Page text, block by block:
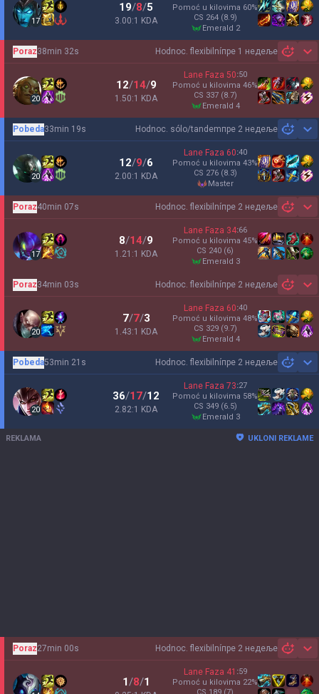
17
19/8/5
3.00:1 KDA
Pomoć u kilovima 60%
CS 264 (8.9)
emerald 2
Hodnoc. flexibilníпре 1 недеље
Poraz38min 32s
20
12/14/9
1.50:1 KDA
Lane Faza 50:50
Pomoć u kilovima 46%
CS 337 (8.7)
emerald 4
Hodnoc. sólo/tandemпре 2 недеље
Pobeda33min 19s
20
12/9/6
2.00:1 KDA
Lane Faza 60:40
Pomoć u kilovima 43%
CS 276 (8.3)
master
Hodnoc. flexibilníпре 2 недеље
Poraz40min 07s
17
8/14/9
1.21:1 KDA
Lane Faza 34:66
Pomoć u kilovima 45%
CS 240 (6)
emerald 3
Hodnoc. flexibilníпре 2 недеље
Poraz34min 03s
20
7/7/3
1.43:1 KDA
Lane Faza 60:40
Pomoć u kilovima 48%
CS 329 (9.7)
emerald 4
Hodnoc. flexibilníпре 2 недеље
Pobeda53min 21s
20
36/17/12
2.82:1 KDA
Lane Faza 73:27
Pomoć u kilovima 58%
CS 349 (6.5)
emerald 3
REKLAMA UKLONI REKLAME
Hodnoc. flexibilníпре 2 недеље
Poraz27min 00s
1/8/1
Lane Faza 41 :59
Pomoć u kilovima 22%